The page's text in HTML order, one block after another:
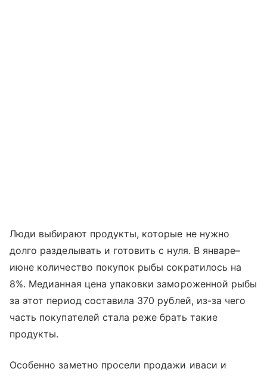
Люди выбирают продукты, которые не нужно
долго разделывать и готовить с нуля. В январе–
июне количество покупок рыбы сократилось на
8%. Медианная цена упаковки замороженной рыбы
за этот период составила 370 рублей, из-за чего
часть покупателей стала реже брать такие
продукты.
Особенно заметно просели продажи иваси и